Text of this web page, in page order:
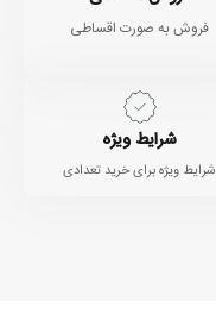
فروش به صورت اقساطی
شرایط ویژه
شرایط ویژه برای خرید تعدادی